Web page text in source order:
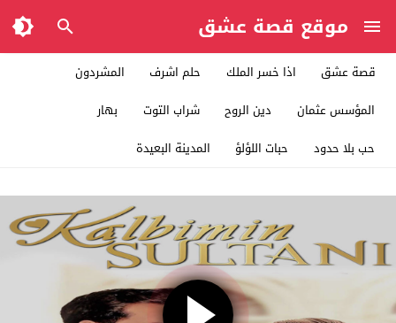
موقع قصة عشق
قصة عشق اذا خسر الملك حلم اشرف
المشردون
المؤسس عثمان
دين الروح شراب التوت
بهار
حب بلا حدود
حبات اللؤلؤ المدينة البعيدة